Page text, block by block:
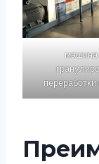
машина
переработки